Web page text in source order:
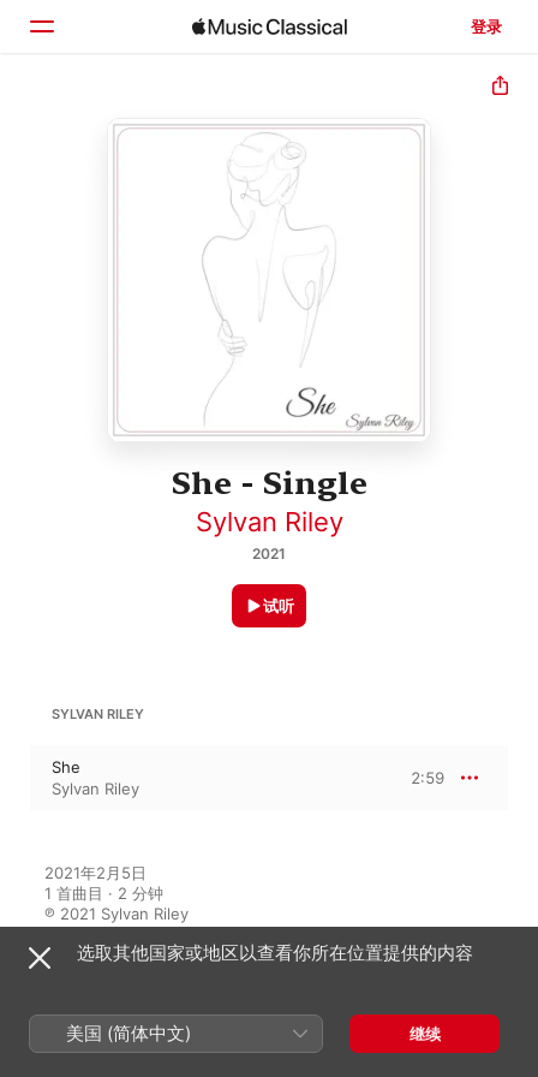
登录
主页
She - Single
Sylvan Riley
2021
试听
SYLVAN RILEY
She
Sylvan Riley
2:59
2021年2月5日
1 首曲目 · 2 分钟
℗ 2021 Sylvan Riley
选取其他国家或地区以查看你所在位置提供的内容
美国 (简体中文) 继续